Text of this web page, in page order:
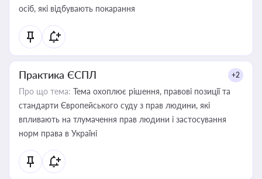
осіб, які відбувають покарання
Практика ЄСПЛ +2
Про що тема: Тема охоплює рішення, правові позиції та
стандарти Європейського суду з прав людини, які
впливають на тлумачення прав людини і застосування
норм права в Україні